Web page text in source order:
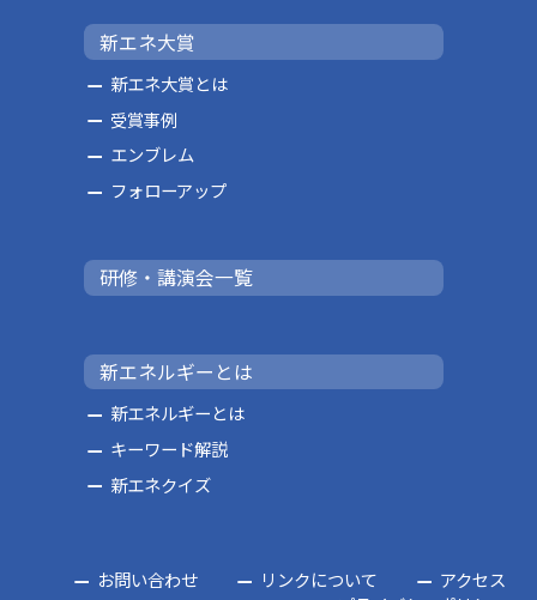
新エネ大賞
新エネ大賞とは
受賞事例
エンブレム
フォローアップ
研修・講演会一覧
新エネルギーとは
新エネルギーとは
キーワード解説
新エネクイズ
お問い合わせ リンクについて
アクセス